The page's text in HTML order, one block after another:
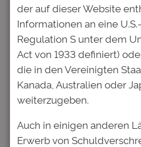
Zwei Drittel der
schätzen ihre berufliche
ein. Gleichzeitig
persönliche
haben die Sorge, später
stehen und wenig
Prozent haben Angst zu
die Hälfte befürchtet,
erleben oder gar einen
der auf dieser Website
Informationen an eine
Regulation S unter dem
Act von 1933 definiert)
die in den Vereinigten
Kanada, Australien oder
weiterzugeben.
Auch in einigen anderen
Erwerb von